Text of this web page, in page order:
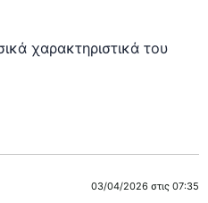
χαρακτηριστικά του
03/04/2026 στις 07:35